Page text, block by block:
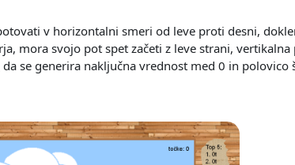
v horizontalni smeri od leve proti desni,
mora svojo pot spet začeti z leve strani, vertikalna
se generira naključna vrednost med 0 in polovico